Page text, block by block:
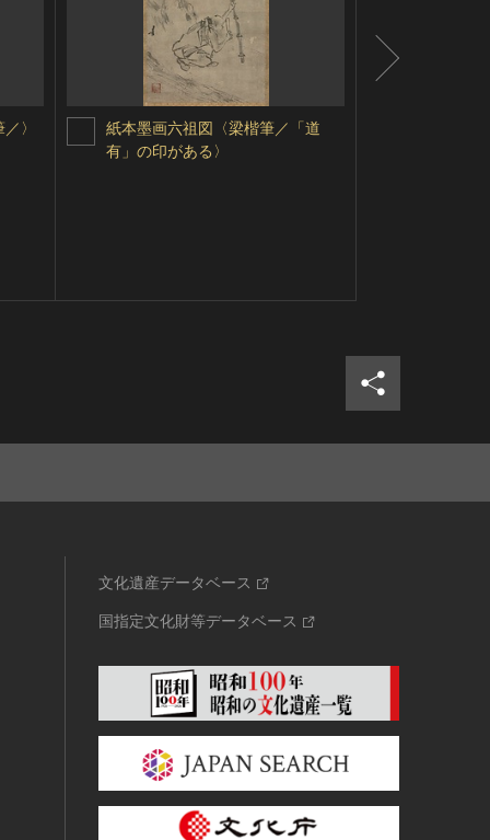
〉
紙本墨画六祖図〈梁楷筆／「道
有」の印がある〉
文化遺産データベース
国指定文化財等データベース